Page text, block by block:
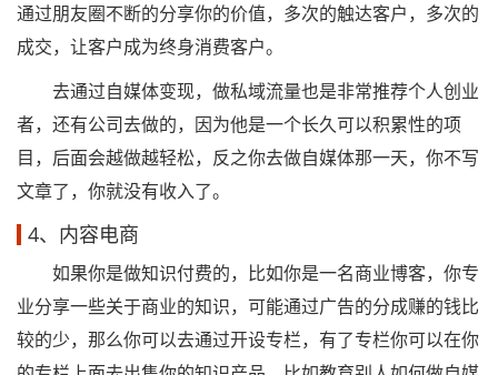
通过朋友圈不断的分享你的价值，多次的触达客户，多次的
成交，让客户成为终身消费客户。
去通过自媒体变现，做私域流量也是非常推荐个人创业
者，还有公司去做的，因为他是一个长久可以积累性的项
目，后面会越做越轻松，反之你去做自媒体那一天，你不写
文章了，你就没有收入了。
4、内容电商
如果你是做知识付费的，比如你是一名商业博客，你专
业分享一些关于商业的知识，可能通过广告的分成赚的钱比
较的少，那么你可以去通过开设专栏，有了专栏你可以在你